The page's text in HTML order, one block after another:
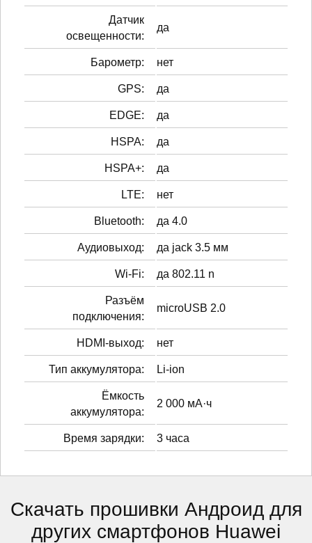
Датчик
освещенности:
да
Барометр: нет
GPS: да
EDGE: да
HSPA: да
HSPA+: да
LTE: нет
Bluetooth: да 4.0
Аудиовыход: да jack 3.5 мм
Wi-Fi: да 802.11 n
Разъём
подключения:
microUSB 2.0
HDMI-выход: нет
Тип аккумулятора: Li-ion
Ёмкость
аккумулятора:
2 000 мА·ч
Время зарядки: 3 часа
Скачать прошивки Андроид для
других смартфонов Huawei